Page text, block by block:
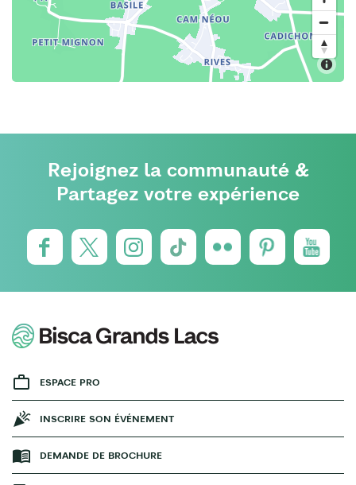
Rejoignez la communauté &
Partagez votre expérience
ESPACE PRO
INSCRIRE SON ÉVÉNEMENT
DEMANDE DE BROCHURE